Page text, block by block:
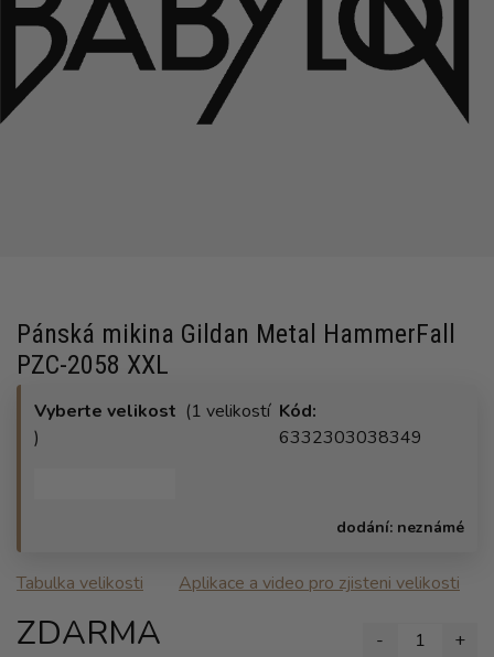
Pánská mikina Gildan Metal HammerFall
PZC-2058 XXL
Vyberte velikost (1 velikostí
)
Kód:
6332303038349
dodání: neznámé
Tabulka velikosti Aplikace a video pro zjisteni velikosti
ZDARMA - 1 +